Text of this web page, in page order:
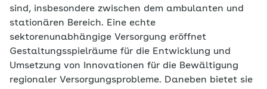
sind, insbesondere zwischen dem ambulanten und
stationären Bereich. Eine echte
sektorenunabhängige Versorgung eröffnet
Gestaltungsspielräume für die Entwicklung und
Umsetzung von Innovationen für die Bewältigung
regionaler Versorgungsprobleme. Daneben bietet sie